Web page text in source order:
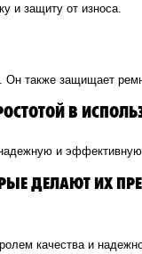
и защиту от износа.
Он также защищает
В
и эффективную
ДЕЛАЮТ ИХ
качества и